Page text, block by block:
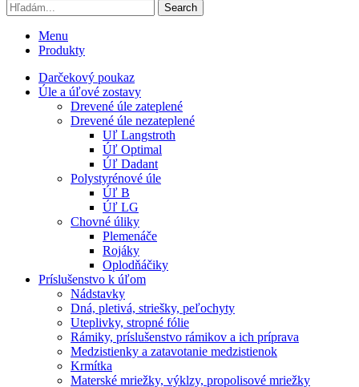
Search
Menu
Produkty
Darčekový poukaz
Úle a úľové zostavy
Drevené úle zateplené
Drevené úle nezateplené
Uľ Langstroth
Úľ Optimal
Úľ Dadant
Polystyrénové úle
Úľ B
Úľ LG
Chovné úliky
Plemenáče
Rojáky
Oplodňáčiky
Príslušenstvo k úľom
Nádstavky
Dná, pletivá, striešky, peľochyty
Uteplivky, stropné fólie
Rámiky, príslušenstvo rámikov a ich príprava
Medzistienky a zatavotanie medzistienok
Krmítka
Materské mriežky, výklzy, propolisové mriežky